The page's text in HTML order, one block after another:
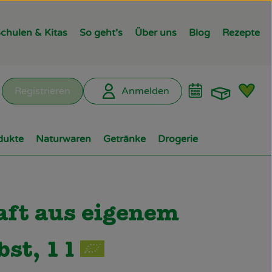
& Kitas So geht’s Über uns Blog Rezepte
Registrieren Anmelden
Naturwaren Getränke Drogerie
aus eigenem
1 l